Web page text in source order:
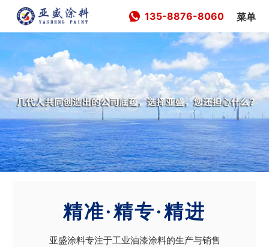
135-8876-8060 菜单
精准·精专·精进
亚盛涂料专注于工业油漆涂料的生产与销售